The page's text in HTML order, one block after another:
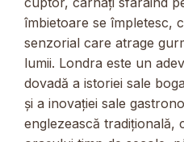
îmbietoare se împletesc,
senzorial care atrage
lumii. Londra este un
dovadă a istoriei sale
și a inovației sale
englezească tradițională,